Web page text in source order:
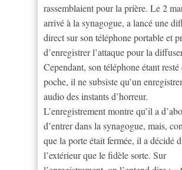
rassemblaient pour la prière. Le 2
arrivé à la synagogue, a lancé une
direct sur son téléphone portable et
d’enregistrer l’attaque pour la
Cependant, son téléphone étant resté
poche, il ne subsiste qu’un
audio des instants d’horreur.
L’enregistrement montre qu’il a
d’entrer dans la synagogue, mais,
que la porte était fermée, il a décidé
l’extérieur que le fidèle sorte. Sur